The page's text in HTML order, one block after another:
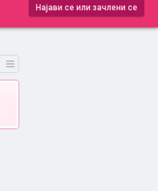
Најави се или зачлени се